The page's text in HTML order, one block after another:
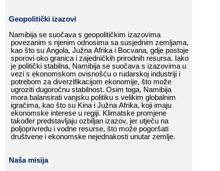
Geopolitički​​ izazovi
Namibija​​ se​​ suočava​​ s​​ geopolitičkim​​ izazovima​​
povezanim​​ s​​ njenim​​ odnosima​​ sa​​ susjednim​​ zemljama,​​
kao​​ što​​ su​​ Angola,​​ Južna​​ Afrika​​ i​​ Bocvana,​​ gdje​​ postoje​​
sporovi​​ oko​​ granica​​ i​​ zajedničkih​​ prirodnih​​ resursa.​​ Iako​​
je​​ politički​​ stabilna,​​ Namibija​​ se​​ suočava​​ s​​ izazovima​​ u​​
vezi​​ s​​ ekonomskom​​ ovisnošću​​ o​​ rudarskoj​​ industriji​​ i​​
potrebom​​ za​​ diverzifikacijom​​ ekonomije,​​ što​​ može​​
ugroziti​​ dugoročnu​​ stabilnost.​​ Osim​​ toga,​​ Namibija​​
mora​​ balansirati​​ vanjsku​​ politiku​​ s​​ velikim​​ globalnim​​
igračima,​​ kao​​ što​​ su​​ Kina​​ i​​ Južna​​ Afrika,​​ koji​​ imaju​​
ekonomske​​ interese​​ u​​ regiji.​​ Klimatske​​ promjene​​
također​​ predstavljaju​​ ozbiljan​​ izazov,​​ jer​​ utječu​​ na​​
poljoprivredu​​ i​​ vodne​​ resurse,​​ što​​ može​​ pogoršati​​
društvene​​ i​​ ekonomske​​ nejednakosti​​ unutar​​ zemlje.​​
Naša​​ misija